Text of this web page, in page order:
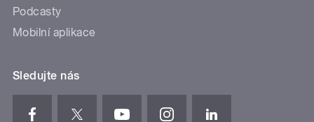
Podcasty
Mobilní aplikace
Sledujte nás